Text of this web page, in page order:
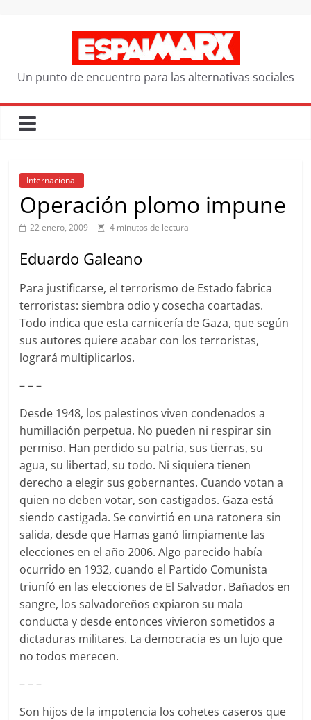
Un punto de encuentro para las alternativas sociales
Internacional
Operación plomo impune
22 enero, 2009 4 minutos de lectura
Eduardo Galeano
Para justificarse, el terrorismo de Estado fabrica
terroristas: siembra odio y cosecha coartadas.
Todo indica que esta carnicería de Gaza, que según
sus autores quiere acabar con los terroristas,
logrará multiplicarlos.
– – –
Desde 1948, los palestinos viven condenados a
humillación perpetua. No pueden ni respirar sin
permiso. Han perdido su patria, sus tierras, su
agua, su libertad, su todo. Ni siquiera tienen
derecho a elegir sus gobernantes. Cuando votan a
quien no deben votar, son castigados. Gaza está
siendo castigada. Se convirtió en una ratonera sin
salida, desde que Hamas ganó limpiamente las
elecciones en el año 2006. Algo parecido había
ocurrido en 1932, cuando el Partido Comunista
triunfó en las elecciones de El Salvador. Bañados en
sangre, los salvadoreños expiaron su mala
conducta y desde entonces vivieron sometidos a
dictaduras militares. La democracia es un lujo que
no todos merecen.
– – –
Son hijos de la impotencia los cohetes caseros que